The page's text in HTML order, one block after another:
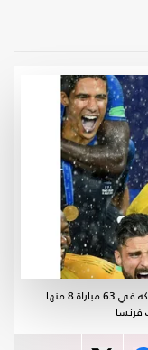
من أصل 145 مباراة حافظ لوريس على نظافة شباكه في 63 مباراة 8 منها
فرنسا